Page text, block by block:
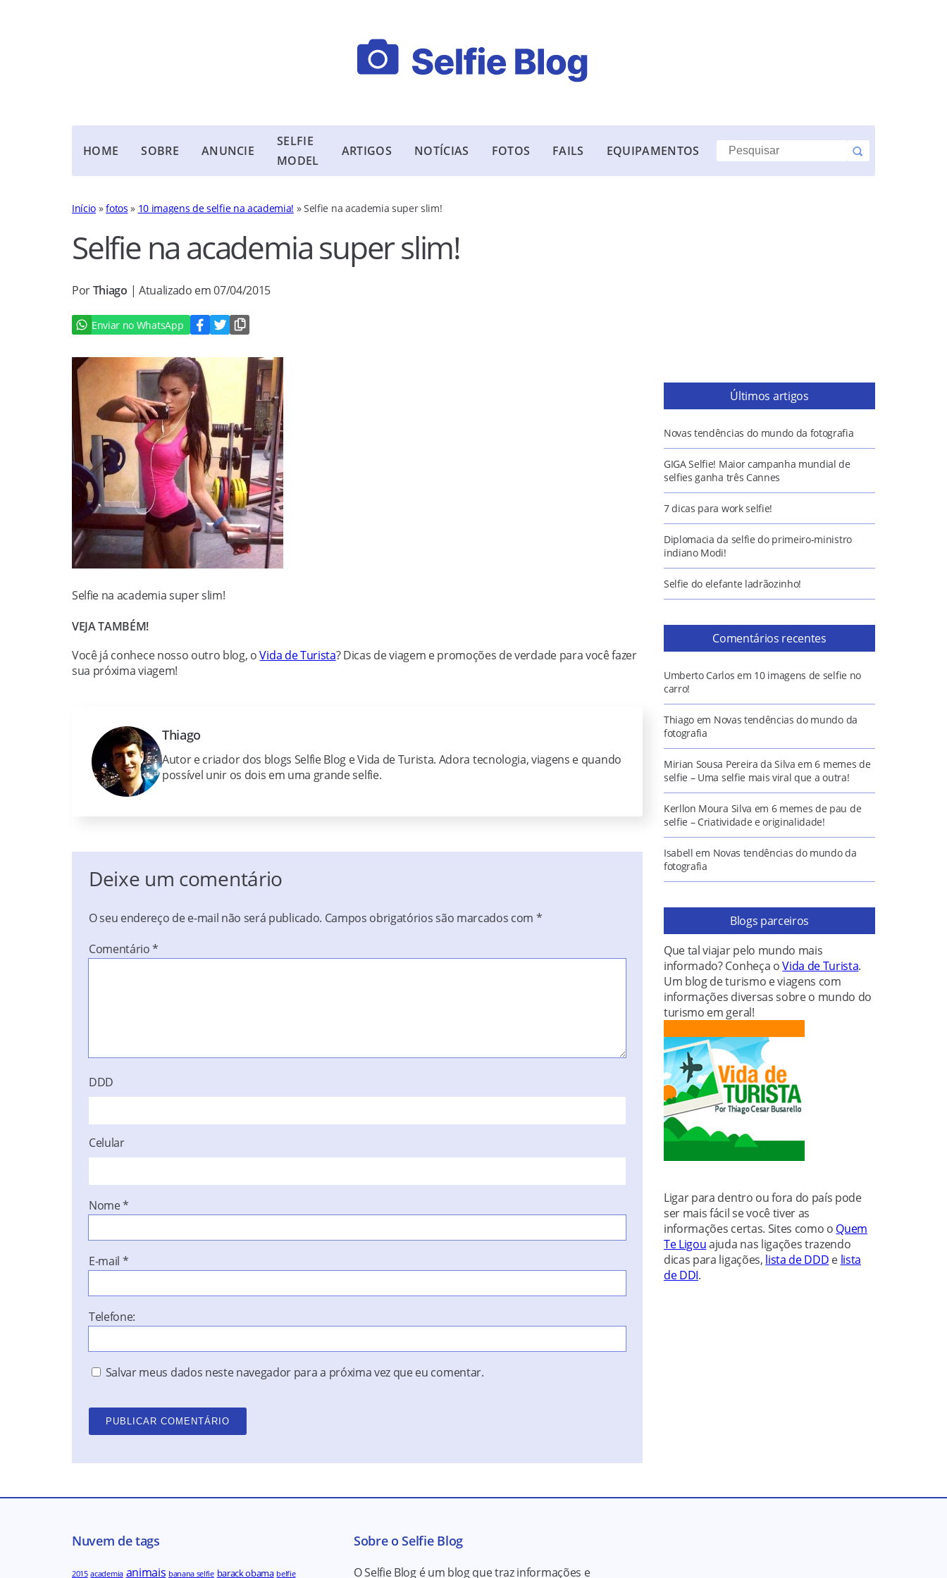
HOME SOBRE ANUNCIE
SELFIE
MODEL
ARTIGOS NOTÍCIAS FOTOS FAILS EQUIPAMENTOS
Início »fotos » 10 imagens de selfie na academia! »Selfie na academia super slim!
Selfie na academia super slim!
PorThiago | Atualizado em 07/04/2015
Enviar no WhatsApp
Selfie na academia super slim!
VEJA TAMBÉM!
Você já conhece nosso outro blog, oVida de Turista? Dicas de viagem e promoções de verdade para você fazer
sua próxima viagem!
Thiago
Autor e criador dos blogs Selfie Blog e Vida de Turista. Adora tecnologia, viagens e quando
possível unir os dois em uma grande selfie.
Deixe um comentário
O seu endereço de e-mail não será publicado. Campos obrigatórios são marcados com *
Comentário*
DDD
Celular
Nome*
E-mail *
Telefone:
Salvar meus dados neste navegador para a próxima vez que eu comentar.
Últimos artigos
Novas tendências do mundo da fotografia
GIGA Selfie! Maior campanha mundial de
selfies ganha três Cannes
7 dicas para work selfie!
Diplomacia da selfie do primeiro-ministro
indiano Modi!
Selfie do elefante ladrãozinho!
Comentários recentes
Umberto Carlos em 10 imagens de selfie no
carro!
Thiago em Novas tendências do mundo da
fotografia
Mirian Sousa Pereira da Silva em6 memes de
selfie – Uma selfie mais viral que a outra!
Kerllon Moura Silva em 6 memes de pau de
selfie – Criatividade e originalidade!
Isabell em Novas tendências do mundo da
fotografia
Blogs parceiros
Que tal viajar pelo mundo mais
informado? Conheça oVida de Turista.
Um blog de turismo e viagens com
informações diversas sobre o mundo do
turismo em geral!
Ligar para dentro ou fora do país pode
ser mais fácil se você tiver as
informações certas. Sites como o Quem
Te Ligouajuda nas ligações trazendo
dicas para ligações, lista de DDD e lista
de DDI.
Nuvem de tags
2015 academia animais banana selfie barack obama belfie
Sobre o Selfie Blog
O Selfie Blog é um blog que traz informações e